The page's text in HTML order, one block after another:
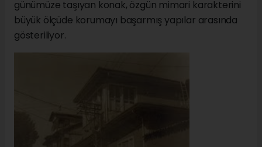
günümüze taşıyan konak, özgün mimari karakterini
büyük ölçüde korumayı başarmış yapılar arasında
gösteriliyor.